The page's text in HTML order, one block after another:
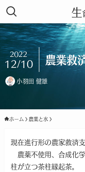
農業救
2022
12/10
小羽田 健雄
ホーム 農業と水
現在進行形の農家救済
農薬不使用、合成化
柱が立つ茶柱縁起茶。